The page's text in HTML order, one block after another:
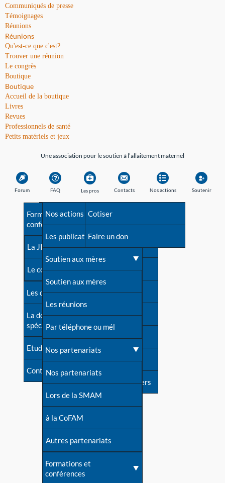
Communiqués de presse
Témoignages
Réunions
Réunions
Qu'est-ce que c'est?
Trouver une réunion
Le congrès
Boutique
Boutique
Accueil de la boutique
Livres
Revues
Professionnels de santé
Petits matériels et jeux
Une association pour le soutien à l’allaitement maternel
Forum FAQ
Avant la naissance
Les débuts
Une difficulté d'allaitement ?
Cas particuliers
Mythes et vérités
Devenir animatrice ?
Une question sur le site
Les pros
Formations et
conférences
La JIA
Le congrès
Les dossiers de l'allaitement
La documentation
spécialisée
Etudes récentes
Contact
Contacts
Besoin d'aide?
Répertoire de tous les
contacts
Contact presse
Dossier de presse
Soutenir LLL
Livre d'or
Forum
S'inscrire à nos newsletters
Nos actions
Nos actions
Les publications
Soutien aux mères
Soutien aux mères
Les réunions
Par téléphone ou mél
Nos partenariats
Nos partenariats
Lors de la SMAM
à la CoFAM
Autres partenariats
Formations et
conférences
Soutenir
Cotiser
Faire un don